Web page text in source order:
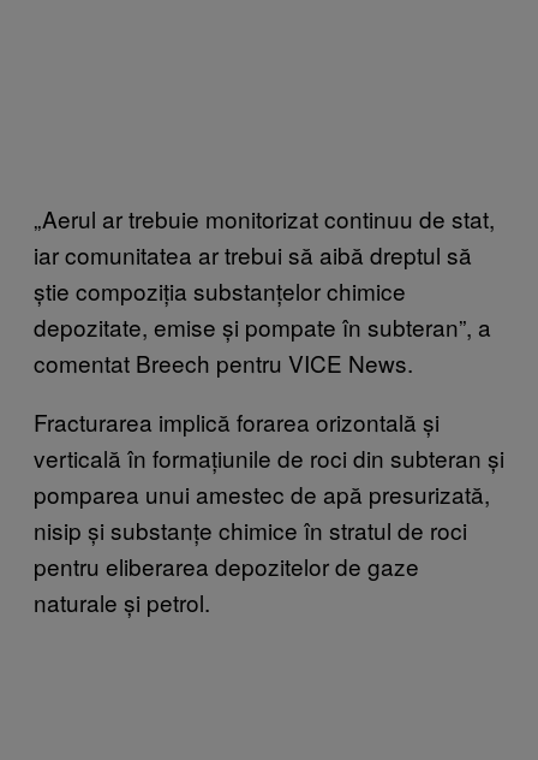
„Aerul ar trebuie monitorizat continuu de stat,
iar comunitatea ar trebui să aibă dreptul să
știe compoziția substanțelor chimice
depozitate, emise și pompate în subteran”, a
comentat Breech pentru VICE News.
Fracturarea implică forarea orizontală și
verticală în formațiunile de roci din subteran și
pomparea unui amestec de apă presurizată,
nisip și substanțe chimice în stratul de roci
pentru eliberarea depozitelor de gaze
naturale și petrol.